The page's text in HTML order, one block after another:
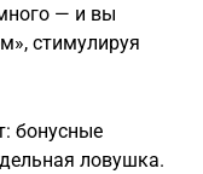
— и вы
стимулируя
бонусные
ловушка.